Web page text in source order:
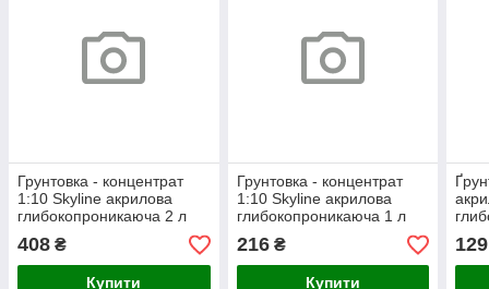
Грунтовка - концентрат
1:10 Skyline акрилова
глибокопроникаюча 2 л
408 ₴
Купити
Грунтовка - концентрат
1:10 Skyline акрилова
глибокопроникаюча 1 л
216₴
Купити
129